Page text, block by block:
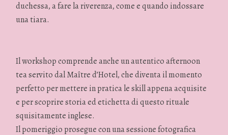
duchessa, a fare la riverenza, come e quando indossare
una tiara.
Il workshop comprende anche un autentico afternoon
tea servito dal Maître d’Hotel, che diventa il momento
perfetto per mettere in pratica le skill appena acquisite
e per scoprire storia ed etichetta di questo rituale
squisitamente inglese.
Il pomeriggio prosegue con una sessione fotografica